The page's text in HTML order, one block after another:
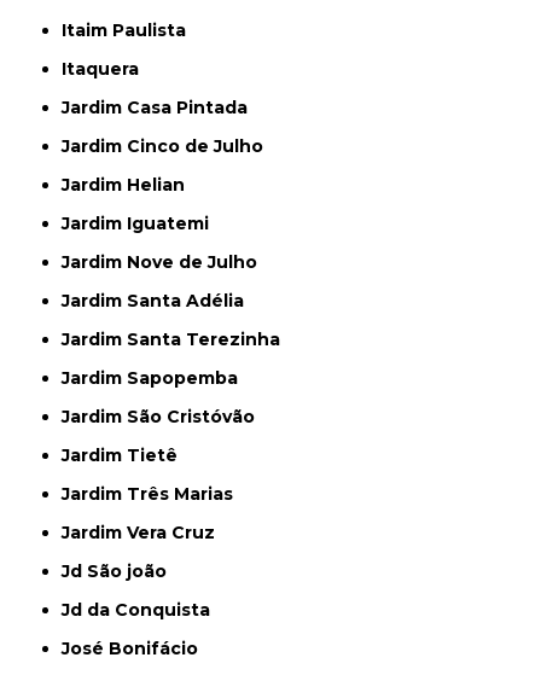
Itaim Paulista
Itaquera
Jardim Casa Pintada
Jardim Cinco de Julho
Jardim Helian
Jardim Iguatemi
Jardim Nove de Julho
Jardim Santa Adélia
Jardim Santa Terezinha
Jardim Sapopemba
Jardim São Cristóvão
Jardim Tietê
Jardim Três Marias
Jardim Vera Cruz
Jd São joão
Jd da Conquista
José Bonifácio